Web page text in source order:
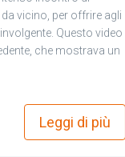
vicino, per offrire agli
Questo video
che mostrava un
Leggi di più